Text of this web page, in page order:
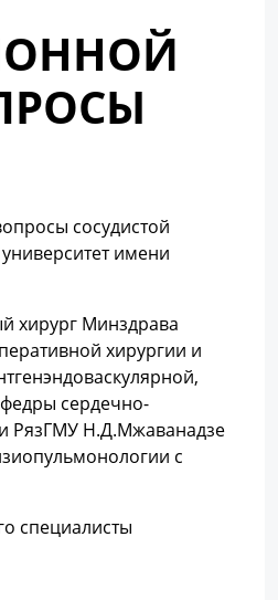
сосудистой
имени
хирург Минздрава
хирургии и
сердечно-
РязГМУ Н.Д.Мжаванадзе
с
специалисты